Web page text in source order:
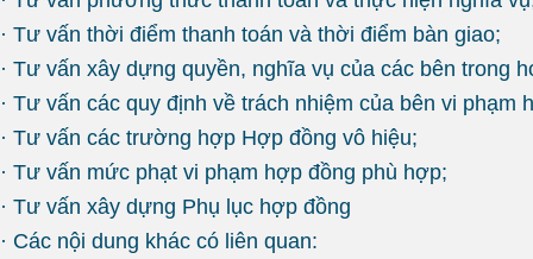
· Tư vấn thời điểm thanh toán và thời điểm bàn giao;
· Tư vấn xây dựng quyền, nghĩa vụ của các bên trong
· Tư vấn các quy định về trách nhiệm của bên vi phạm
· Tư vấn các trường hợp Hợp đồng vô hiệu;
· Tư vấn mức phạt vi phạm hợp đồng phù hợp;
· Tư vấn xây dựng Phụ lục hợp đồng
· Các nội dung khác có liên quan: